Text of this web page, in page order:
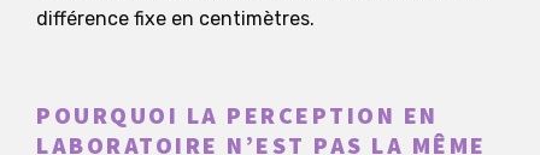
différence fixe en centimètres.
POURQUOI LA PERCEPTION EN
LABORATOIRE N’EST PAS LA MÊME